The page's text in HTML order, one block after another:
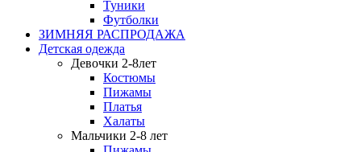
Туники
Футболки
ЗИМНЯЯ РАСПРОДАЖА
Детская одежда
Девочки 2-8лет
Костюмы
Пижамы
Платья
Халаты
Мальчики 2-8 лет